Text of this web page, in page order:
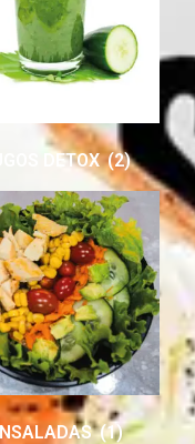
DETOX(2)
(1)